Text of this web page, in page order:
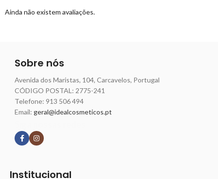
Ainda não existem avaliações.
Sobre nós
Avenida dos Maristas, 104, Carcavelos, Portugal
CÓDIGO POSTAL: 2775-241
Telefone: 913 506 494
Email: geral@idealcosmeticos.pt
Institucional